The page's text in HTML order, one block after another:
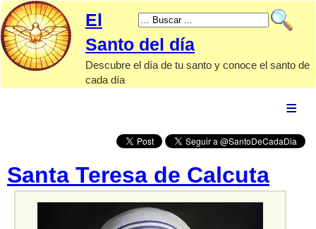
El
Santo del día
Descubre el día de tu santo y conoce el santo de
cada día
santoral
Santa Teresa de Calcuta